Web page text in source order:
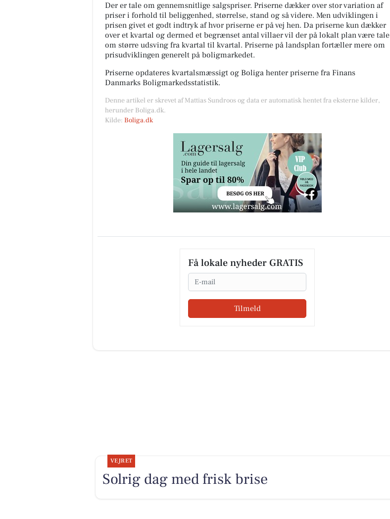
Der er tale om gennemsnitlige salgspriser. Priserne dækker over stor variation af
priser i forhold til beliggenhed, størrelse, stand og så videre. Men udviklingen i
prisen givet et godt indtryk af hvor priserne er på vej hen. Da priserne kun dækker
over et kvartal og dermed et begrænset antal villaer vil der på lokalt plan være tale
om større udsving fra kvartal til kvartal. Priserne på landsplan fortæller mere om
prisudviklingen generelt på boligmarkedet.
Priserne opdateres kvartalsmæssigt og Boliga henter priserne fra Finans
Danmarks Boligmarkedsstatistik.
Denne artikel er skrevet af Mattias Sundroos og data er automatisk hentet fra eksterne kilder,
herunder Boliga.dk.
Kilde: Boliga.dk
Få lokale nyheder GRATIS
Email
Tilmeld
VEJRET
Solrig dag med frisk brise